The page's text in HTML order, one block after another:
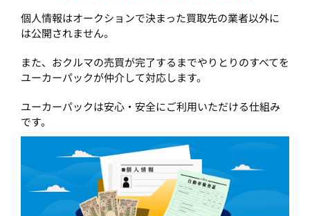
個人情報はオークションで決まった買取先の業者以外に
は公開されません。
また、おクルマの売買が完了するまでやりとりのすべてを
ユーカーパックが仲介して対応します。
ユーカーパックは安心・安全にご利用いただける仕組み
です。